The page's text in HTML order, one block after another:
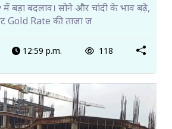
बड़ा बदलाव। सोने और चांदी के भाव बढ़े,
Gold Rate की ताजा ज
12:59 p.m. 118